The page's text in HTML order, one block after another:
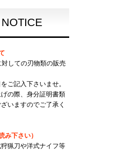
しての刃物類の販売
ご記入下さいませ。
の際、身分証明書類
いますのでご了承く
み下さい）
猟刀や洋式ナイフ等